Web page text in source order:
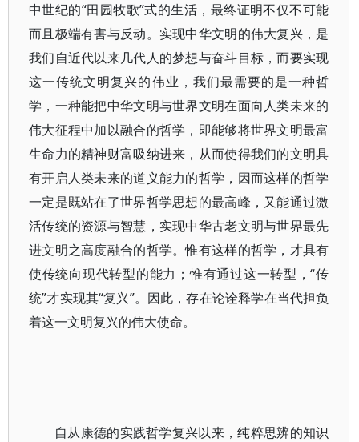
中世纪的“田园牧歌”式的生活，最终证明不仅不可能
而且极端有害与反动。实现中华文明的伟大复兴，是
我们自近代以来几代人的梦想与奋斗目标，而要实现
这一传统文明复兴的伟业，我们最需要的是一种哲
学，一种能把中华文明与世界文明在面向人类未来的
伟大征程中加以融合的哲学，即能够将世界文明最富
生命力的精神财富吸纳进来，从而使得我们的文明具
有开启人类未来的道义能力的哲学，因而这样的哲学
一定是既站在了世界哲学思想的最高峰，又能通过激
活传统的资源与智慧，实现中华古老文明与世界最先
进文明之高度融合的哲学。惟有这样的哲学，才具有
使传统向现代转型的能力；惟有通过这一转型，“传
统”才实现其“复兴”。因此，存在论诠释学在当代担负
着这一文明复兴的伟大使命。
自从康德的实践哲学复兴以来，纯粹思辨的知识